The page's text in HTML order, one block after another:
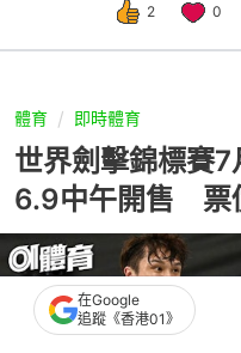
2 0
體育 即時體育
世界劍擊錦標賽
6.9中午開售 票
在Google
追蹤《香港01》